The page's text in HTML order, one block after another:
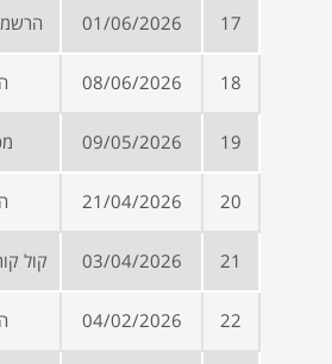
17
01/06/2026
18
08/06/2026
19
09/05/2026
20
21/04/2026
21
03/04/2026 קול
22
04/02/2026